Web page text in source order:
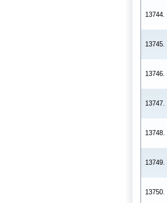
13744.
13745.
13746.
13747.
13748.
13749.
13750.